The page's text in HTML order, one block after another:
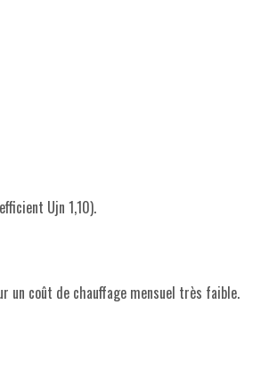
Ujn 1,10).
un coût de chauffage mensuel très faible.